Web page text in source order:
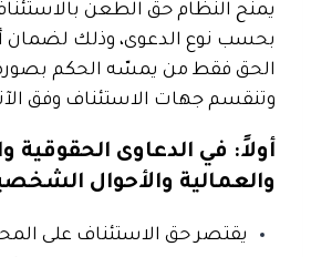
يمنح النظام حق الطعن
بحسب نوع الدعوى، وذلك لضمان
الحق فقط من يمسّه الحكم
وتنقسم جهات الاستئناف وفق
أولاً: في الدعاوى الحقوقية
والعمالية والأحوال
يقتصر حق الاستئناف على